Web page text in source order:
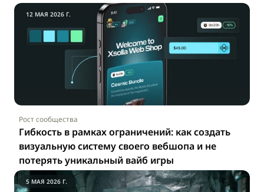
12 МАЯ 2026 Г.
Рост сообщества
Гибкость в рамках ограничений: как создать
визуальную систему своего вебшопа и не
потерять уникальный вайб игры
5 МАЯ 2026 Г.